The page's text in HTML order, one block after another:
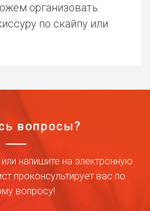
организовать
по скайпу или
вопросы?
напишите на электронную
проконсультирует вас по
вопросу!